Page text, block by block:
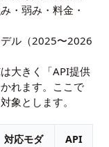
・弱み・料金・
ル（2025〜2026
大きく「API提供
れます。ここで
象とします。
対応モダ
API